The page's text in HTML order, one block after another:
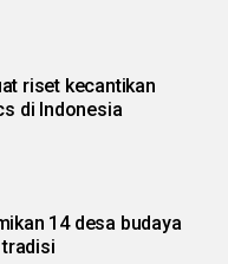
riset kecantikan
di Indonesia
14 desa budaya